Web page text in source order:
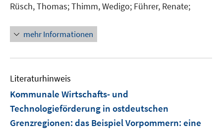
Rüsch, Thomas;Thimm, Wedigo; Führer, Renate;
mehr Informationen
Literaturhinweis
Kommunale Wirtschafts- und
Technologieförderung in ostdeutschen
Grenzregionen: das Beispiel Vorpommern: eine